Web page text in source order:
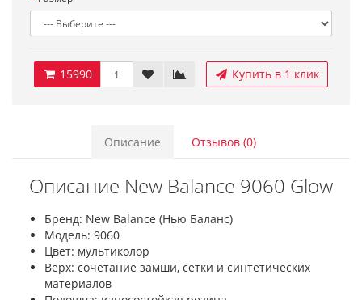
15990 Купить в 1 клик
Описание Отзывов (0)
Описание New Balance 9060 Glow
Бренд: New Balance (Нью Баланс)
Модель: 9060
Цвет: мультиколор
Верх: сочетание замши, сетки и синтетических
материалов